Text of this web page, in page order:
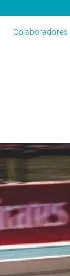
Colaboradores